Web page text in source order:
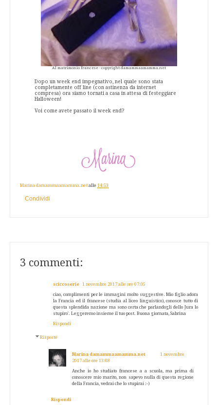
Al matrimonio francese - copyright damammaamamma.net
Dopo un week end impegnativo, nel quale sono stata
completamente off line (con astinenza da internet
compresa) ora siamo tornati a casa in attesa di festeggiare
Halloween!
Voi come avete passato il week end?
Marina damammaamamma.net alle 14:53
Condividi
3 commenti:
sciccoserie 1 novembre 2017 alle ore 07:05
ciao, complimenti per le immagini molto suggestive. Mio figlio adora
la Francia ed il francese (studia al liceo linguistico), conosce tutto di
questa splendida nazione ma sono certa che parlandogli dello Jura lo
stupiro'. Leggeremo insieme il tuo post. Buona giornata, Sabrina
Rispondi
Risposte
Marina damammaamamma.net
1 novembre
2017 alle ore 13:08
Anche io ho studiato francese a a scuola, ma prima di
conoscere mio marito, non sapevo nulla di questa regione
della Francia, vedrai che lo stupirai :-)
Rispondi